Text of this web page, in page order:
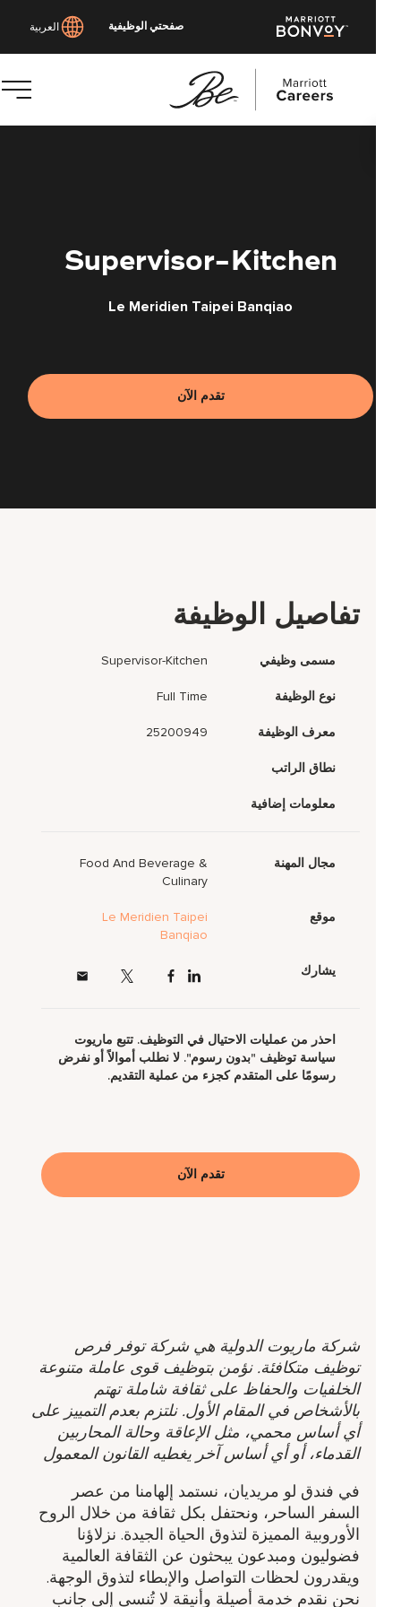
صفحتي الوظيفية العربية
Supervisor-Kitchen
Le Meridien Taipei Banqiao
تقدم الآن
شركة ماريوت الدولية هي شركة توفر فرص
توظيف متكافئة. نؤمن بتوظيف قوى عاملة متنوعة
الخلفيات والحفاظ على ثقافة شاملة تهتم
بالأشخاص في المقام الأول. نلتزم بعدم التمييز على
أي أساس محمي، مثل الإعاقة وحالة المحاربين
القدماء، أو أي أساس آخر يغطيه القانون المعمول
في فندق لو مريديان، نستمد إلهامنا من عصر
السفر الساحر، ونحتفل بكل ثقافة من خلال الروح
الأوروبية المميزة لتذوق الحياة الجيدة. نزلاؤنا
فضوليون ومبدعون يبحثون عن الثقافة العالمية
ويقدرون لحظات التواصل والإبطاء لتذوق الوجهة.
نحن نقدم خدمة أصيلة وأنيقة لا تُنسى إلى جانب
تفاصيل الوظيفة
مسمى وظيفي Supervisor-Kitchen
نوع الوظيفة Full Time
معرف الوظيفة 25200949
نطاق الراتب
معلومات إضافية
مجال المهنة
Food And Beverage &
Culinary
Le Meridien Taipei
Banqiao
يشارك
احذر من عمليات الاحتيال في التوظيف. تتبع ماريوت
سياسة توظيف "بدون رسوم". لا نطلب أموالاً أو نفرض
رسومًا على المتقدم كجزء من عملية التقديم.
تقدم الآن